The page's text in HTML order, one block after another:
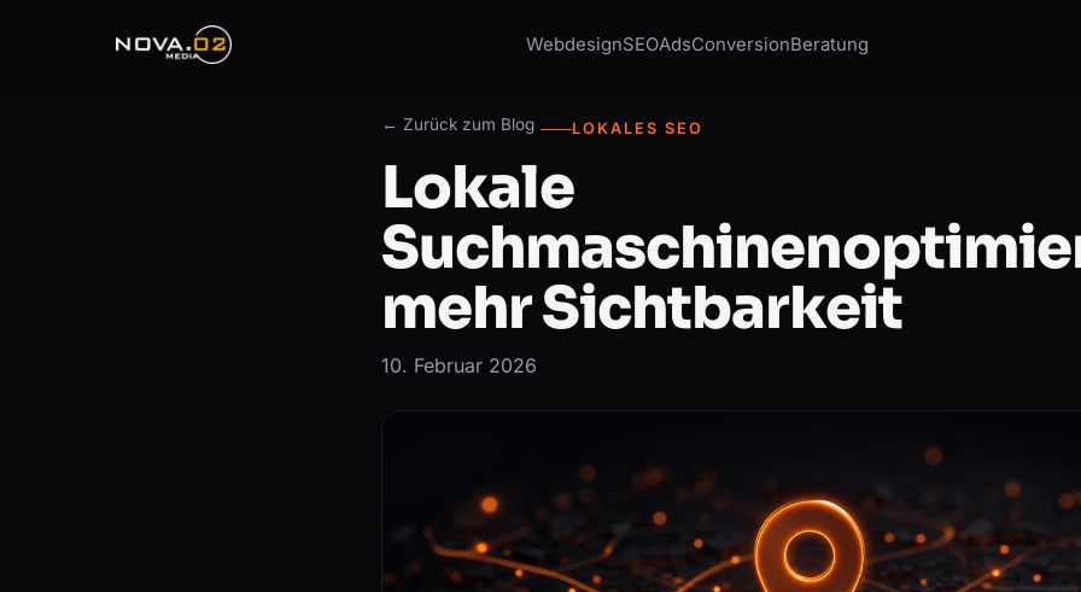
WebdesignSEOAdsConversionBeratung
← Zurück zum Blog LOKALES SEO
Lokale
mehr Sichtbarkeit
10. Februar 2026